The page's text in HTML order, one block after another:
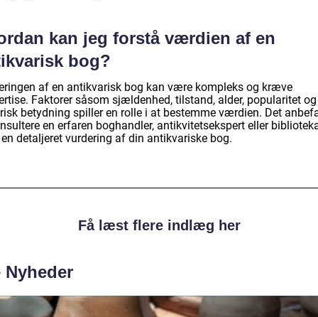
kan jeg forstå værdien af en
bog?
af en antikvarisk bog kan være kompleks og kræve
Faktorer såsom sjældenhed, tilstand, alder, popularitet og
betydning spiller en rolle i at bestemme værdien. Det
en erfaren boghandler, antikvitetsekspert eller
detaljeret vurdering af din antikvariske bog.
Få læst flere indlæg her
Nyheder